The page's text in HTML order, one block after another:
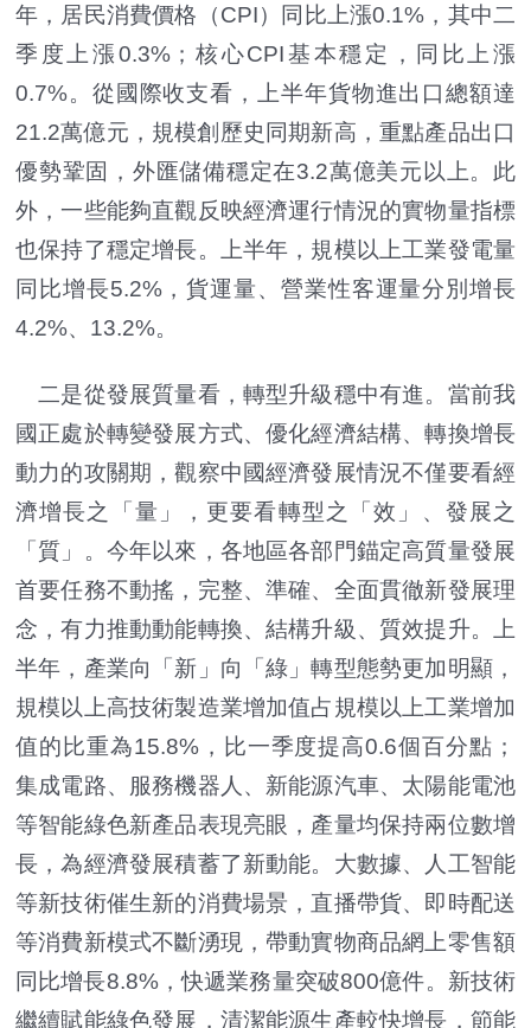
年，居民消費價格（CPI）同比上漲0.1%，其中二
季度上漲0.3%；核心CPI基本穩定，同比上漲
0.7%。從國際收支看，上半年貨物進出口總額達
21.2萬億元，規模創歷史同期新高，重點產品出口
優勢鞏固，外匯儲備穩定在3.2萬億美元以上。此
外，一些能夠直觀反映經濟運行情況的實物量指標
也保持了穩定增長。上半年，規模以上工業發電量
同比增長5.2%，貨運量、營業性客運量分別增長
4.2%、13.2%。
二是從發展質量看，轉型升級穩中有進。當前我
國正處於轉變發展方式、優化經濟結構、轉換增長
動力的攻關期，觀察中國經濟發展情況不僅要看經
濟增長之「量」，更要看轉型之「效」、發展之
「質」。今年以來，各地區各部門錨定高質量發展
首要任務不動搖，完整、準確、全面貫徹新發展理
念，有力推動動能轉換、結構升級、質效提升。上
半年，產業向「新」向「綠」轉型態勢更加明顯，
規模以上高技術製造業增加值占規模以上工業增加
值的比重為15.8%，比一季度提高0.6個百分點；
集成電路、服務機器人、新能源汽車、太陽能電池
等智能綠色新產品表現亮眼，產量均保持兩位數增
長，為經濟發展積蓄了新動能。大數據、人工智能
等新技術催生新的消費場景，直播帶貨、即時配送
等消費新模式不斷湧現，帶動實物商品網上零售額
同比增長8.8%，快遞業務量突破800億件。新技術
繼續賦能綠色發展，清潔能源生產較快增長，節能